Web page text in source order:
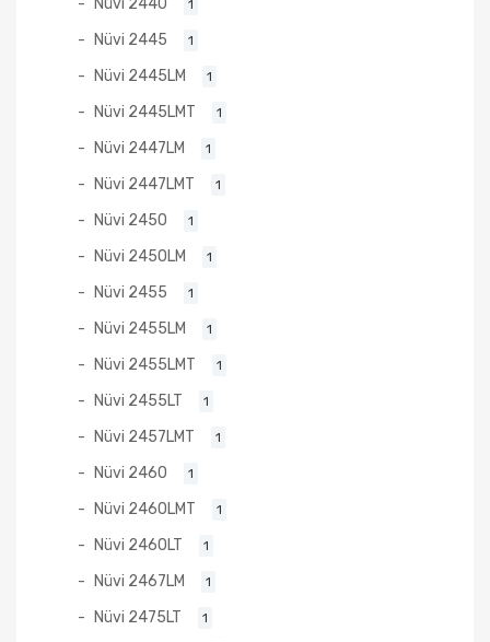
1
Nüvi 2445 1
Nüvi 2445LM 1
Nüvi 2445LMT 1
Nüvi 2447LM 1
Nüvi 2447LMT 1
Nüvi 2450 1
Nüvi 2450LM 1
Nüvi 2455 1
Nüvi 2455LM 1
Nüvi 2455LMT 1
Nüvi 2455LT 1
Nüvi 2457LMT 1
Nüvi 2460 1
Nüvi 2460LMT 1
Nüvi 2460LT 1
Nüvi 2467LM 1
Nüvi 2475LT 1